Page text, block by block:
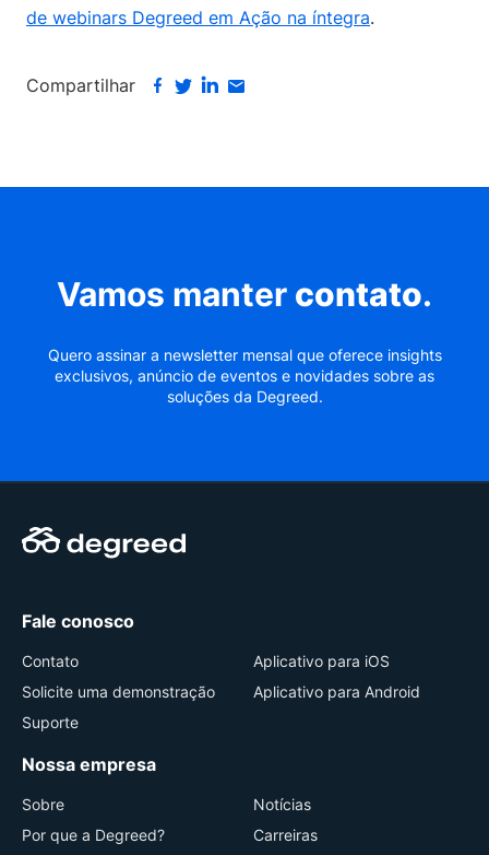
de webinars Degreed em Ação na íntegra.
Compartilhar
Vamos manter contato.
Quero assinar a newsletter mensal que oferece insights
exclusivos, anúncio de eventos e novidades sobre as
soluções da Degreed.
Fale conosco
Contato
Solicite uma demonstração
Suporte
Aplicativo para iOS
Aplicativo para Android
Nossa empresa
Sobre
Por que a Degreed?
Notícias
Carreiras